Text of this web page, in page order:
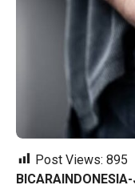
Post Views: 895